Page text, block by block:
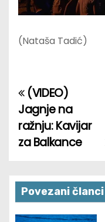
(Nataša Tadić)
P
o
s
n
(VIDEO)
Jagnje na
ražnju: Kavijar
za Balkance
Povezani članci